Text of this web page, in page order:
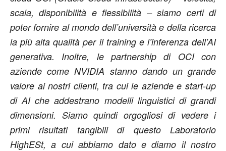
scala, disponibilità e flessibilità – siamo certi di
poter fornire al mondo dell’università e della ricerca
la più alta qualità per il training e l’inferenza dell’AI
generativa. Inoltre, le partnership di OCI con
aziende come NVIDIA stanno dando un grande
valore ai nostri clienti, tra cui le aziende e start-up
di AI che addestrano modelli linguistici di grandi
dimensioni. Siamo quindi orgogliosi di vedere i
primi risultati tangibili di questo Laboratorio
HighESt, a cui abbiamo dato e diamo il nostro